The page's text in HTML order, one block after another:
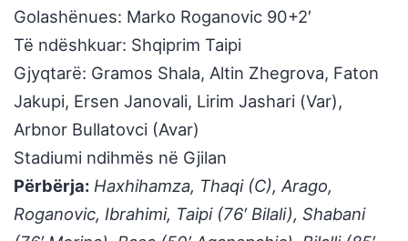
Golashënues: Marko Roganovic 90+2′
Të ndëshkuar: Shqiprim Taipi
Gjyqtarë: Gramos Shala, Altin Zhegrova, Faton
Jakupi, Ersen Janovali, Lirim Jashari (Var),
Arbnor Bullatovci (Avar)
Stadiumi ndihmës në Gjilan
Përbërja: Haxhihamza, Thaqi (C), Arago,
Roganovic, Ibrahimi, Taipi (76′ Bilali), Shabani